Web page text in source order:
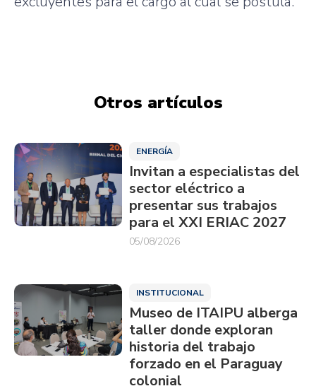
Otros artículos
ENERGÍA
Invitan a especialistas del
sector eléctrico a
presentar sus trabajos
para el XXI ERIAC 2027
05/08/2026
INSTITUCIONAL
Museo de ITAIPU alberga
taller donde exploran
historia del trabajo
forzado en el Paraguay
colonial